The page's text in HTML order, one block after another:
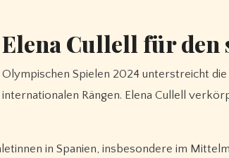
Cullell für den
Olympischen Spielen 2024 unterstreicht
Rängen. Elena Cullell
in Spanien, insbesondere im